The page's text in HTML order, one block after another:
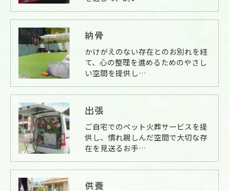
納骨
かけがえのない存在とのお別れを経
て、心の整理を進めるためのやさし
い空間を提供し…
出張
ご自宅でのペット火葬サービスを提
供し、慣れ親しんだ空間で大切な存
在を見送るお手…
供養